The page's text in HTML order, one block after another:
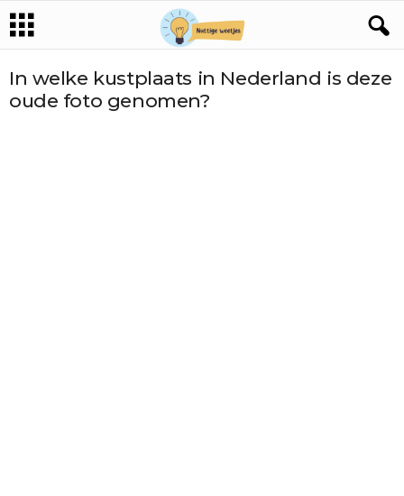
In welke kustplaats in Nederland is deze
oude foto genomen?